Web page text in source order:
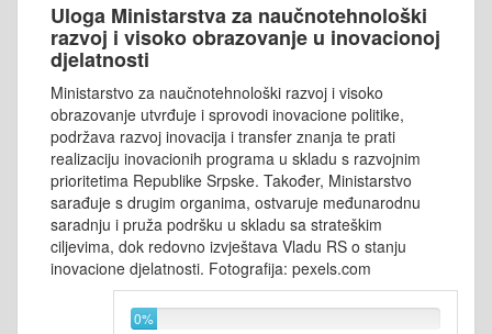
Uloga Ministarstva za naučnotehnološki
razvoj i visoko obrazovanje u inovacionoj
djelatnosti
Ministarstvo za naučnotehnološki razvoj i visoko
obrazovanje utvrđuje i sprovodi inovacione politike,
podržava razvoj inovacija i transfer znanja te prati
realizaciju inovacionih programa u skladu s razvojnim
prioritetima Republike Srpske. Također, Ministarstvo
sarađuje s drugim organima, ostvaruje međunarodnu
saradnju i pruža podršku u skladu sa strateškim
ciljevima, dok redovno izvještava Vladu RS o stanju
inovacione djelatnosti. Fotografija: pexels.com
0%